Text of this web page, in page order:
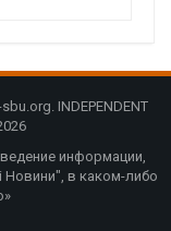
INDEPENDENT
информации,
Новини", в каком-либо